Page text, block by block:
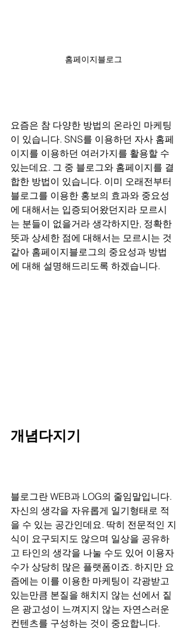
홈페이지블로그
요즘은 참 다양한 방법의 온라인 마케팅
이 있습니다. SNS를 이용하던 자사 홈페
이지를 이용하던 여러가지를 활용할 수
있는데요. 그 중 블로그와 홈페이지를 결
합한 방법이 있습니다. 이미 오래전부터
블로그를 이용한 홍보의 효과와 중요성
에 대해서는 입증되어왔던지라 모르시
는 분들이 없을거라 생각하지만, 정확한
뜻과 상세한 점에 대해서는 모르시는 것
같아 홈페이지블로그의 중요성과 방법
에 대해 설명해드리도록 하겠습니다.
개념다지기
블로그란 WEB과 LOG의 줄임말입니다.
자신의 생각을 자유롭게 일기형태로 적
을 수 있는 공간인데요. 딱히 전문적인 지
식이 요구되지도 않으며 일상을 공유하
고 타인의 생각을 나눌 수도 있어 이용자
수가 상당히 많은 플랫폼이죠. 하지만 요
즘에는 이를 이용한 마케팅이 각광받고
있는만큼 본질을 해치지 않는 선에서 짙
은 광고성이 느껴지지 않는 자연스러운
컨텐츠를 구성하는 것이 중요합니다.